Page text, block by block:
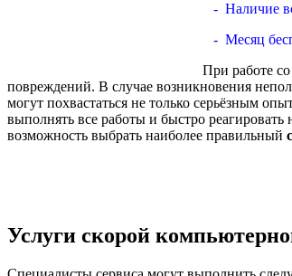
- Наличие
- Месяц
При работе
повреждений. В случае возникновения
могут похвастаться не только серьёзным
выполнять все работы и быстро
возможность выбрать наиболее правильный
Услуги скорой